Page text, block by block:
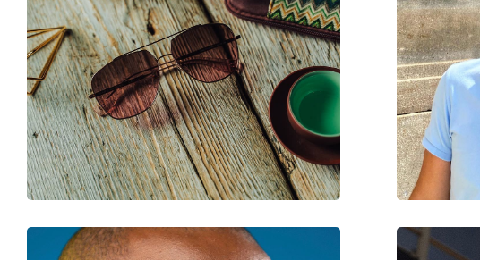
Κατηγορία:
Γυαλιά Ηλίου Επώνυμες
Μάρκα:
Dsquared2
Χρήση:
Μόδα
Κωδικός Προϊόντος / Μοντέλο:
D2 0031/S 807 IR 53